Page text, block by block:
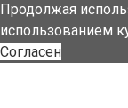
Продолжая
использованием
Согласен